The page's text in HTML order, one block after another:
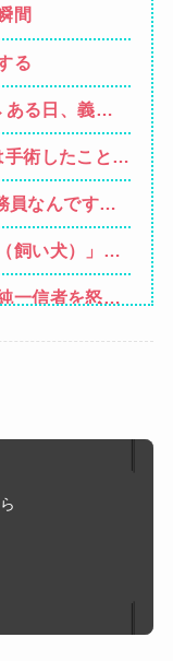
間
る
る日、義弟
めたので、夫
ら怒って絶
術したことあ
)の血液型を調
員なんですけ
理由は思いつ
のせいかもし
そう→
飼い犬）」犬
一信者を怒ら
ンを食べたら
ンツ＆お尻の
奇乳』に気付
プがはち切れ
ｗｗｗｗ